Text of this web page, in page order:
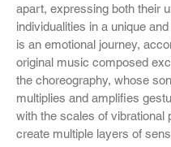
apart, expressing both their
individualities in a unique
is an emotional journey,
original music composed
the choreography, whose
multiplies and amplifies
with the scales of vibrational
create multiple layers of